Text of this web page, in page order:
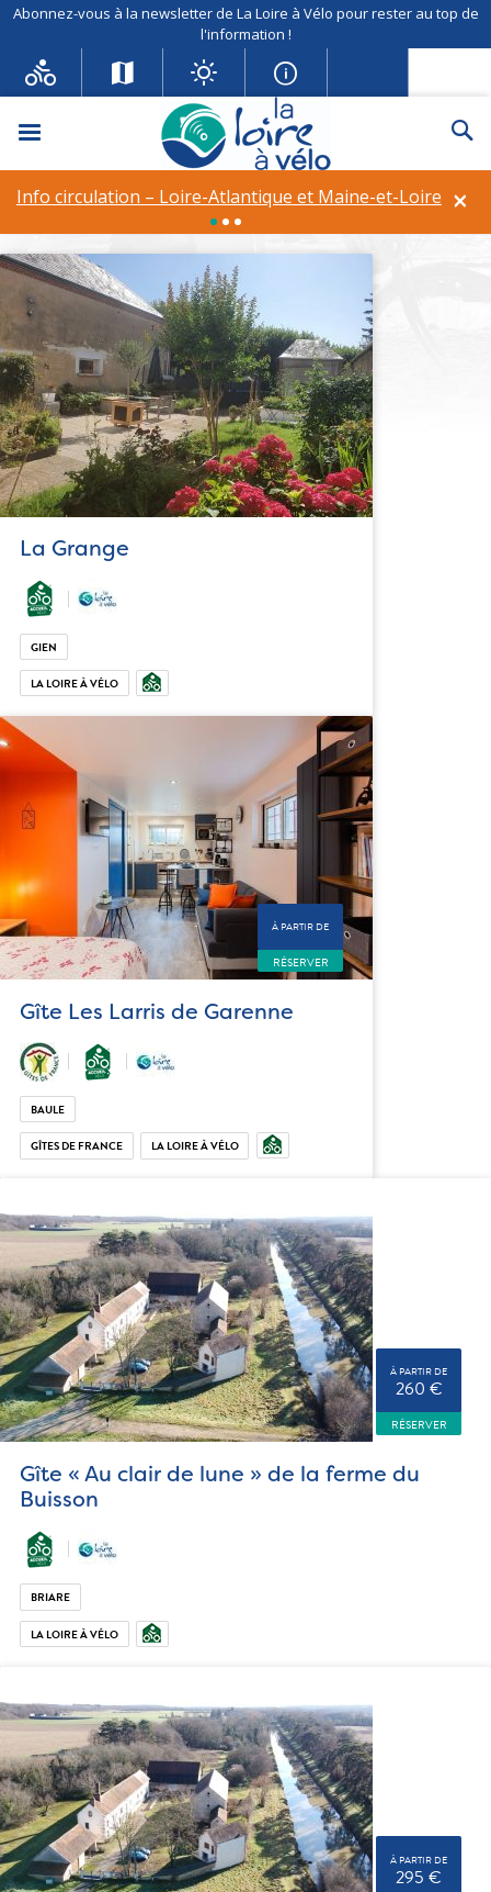
Abonnez-vous à la newsletter de La Loire à Vélo pour rester au top de
l'information !
Menu
×
Info circulation – Déviation à Vineuil (41)
M3
Trigramme :Gîtes
La Grange
GIEN
LA LOIRE À VÉLO
À PARTIR DE
RÉSERVER
Gîte Les Larris de Garenne
BAULE
GÎTES DE FRANCE LA LOIRE À VÉLO
À PARTIR DE
260 €
RÉSERVER
Gîte « Au clair de lune » de la ferme du
Buisson
BRIARE
LA LOIRE À VÉLO
À PARTIR DE
295 €